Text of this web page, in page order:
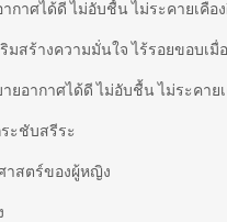
กาศได้ดี ไม่อับชื้น ไม่ระคายเคื
มสร้างความมั่นใจ ไร้รอยขอบเ
ยอากาศได้ดี ไม่อับชื้น ไม่ระคาย
ะชับสรีระ
าสตร์ของผู้หญิง